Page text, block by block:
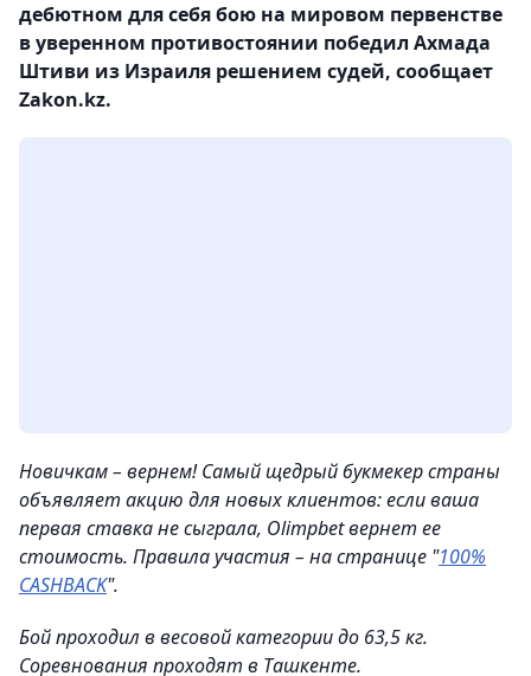
дебютном для себя бою на мировом первенстве
в уверенном противостоянии победил Ахмада
Штиви из Израиля решением судей, сообщает
Zakon.kz.
Новичкам – вернем! Самый щедрый букмекер страны
объявляет акцию для новых клиентов: если ваша
первая ставка не сыграла, Olimpbet вернет ее
стоимость. Правила участия – на странице "100%
CASHBACK".
Бой проходил в весовой категории до 63,5 кг.
Соревнования проходят в Ташкенте.